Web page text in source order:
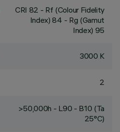
CRI 82 - Rf (Colour Fidelity
Index) 84 - Rg (Gamut
Index) 95
3000 K
2
>50,000h - L90 - B10 (Ta
25°C)